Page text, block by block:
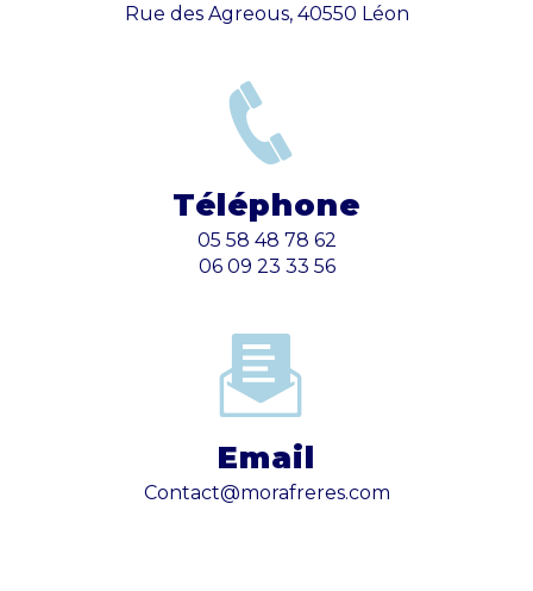
Rue des Agreous, 40550 Léon
Téléphone
05 58 48 78 62
06 09 23 33 56
Email
contact@morafreres.com